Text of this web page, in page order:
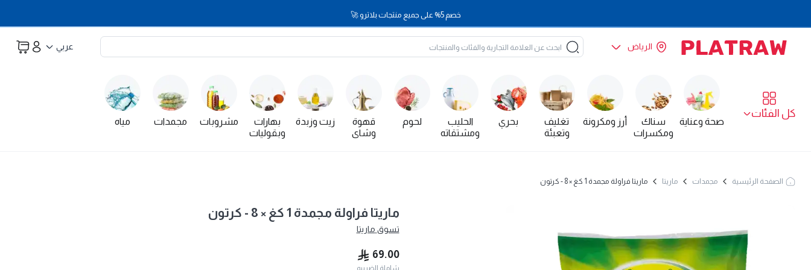
خصم 5% على جميع منتجات بلاترو 🚀
الرياض عربي
كل الفئات
صحة وعناية
سناك
ومكسرات
أرز ومكرونة
تغليف
وتعبئة
بحري
الحليب
ومشتقاته
لحوم
قهوة
وشاي
زيت وزبدة
بهارات
وبقوليات
مشروبات مجمدات مياه
الصفحة الرئيسية مجمدات ماريتا ماريتا فراولة مجمدة 1 كغ × 8 - كرتون
ماريتا فراولة مجمدة 1 كغ × 8 - كرتون
تسوق ماريتا
69.00
شاملة الضريبه